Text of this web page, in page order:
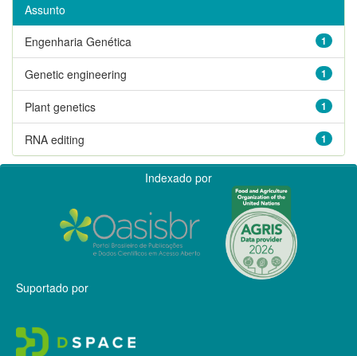
Assunto
1
Engenharia Genética
1
Genetic engineering
1
Plant genetics
1
RNA editing
Indexado por
Suportado por